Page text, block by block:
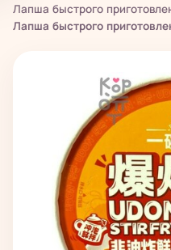
Лапша быстрого
Лапша быстрого